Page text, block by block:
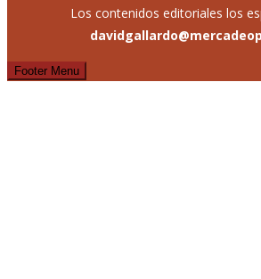
Los contenidos editoriales los
Footer Menu